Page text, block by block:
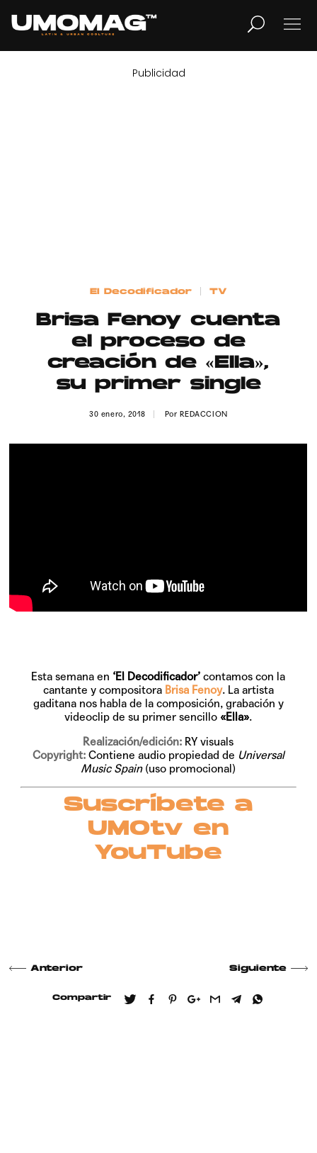
LIFESTYLE
Publicidad
Contacto
Aviso Legal
Publicidad
El Decodificador TV
Brisa Fenoy cuenta
el proceso de
creación de «Ella»,
su primer single
30 enero, 2018 Por REDACCION
Esta semana en ‘El Decodificador’contamos con la
cantante y compositora Brisa Fenoy. La artista
gaditana nos habla de la composición, grabación y
videoclip de su primer sencillo «Ella».
Realización/edición: RY visuals
Copyright:Contiene audio propiedad de Universal
Music Spain(uso promocional)
Suscríbete a
UMOtv en
YouTube
Anterior Siguiente
Compartir